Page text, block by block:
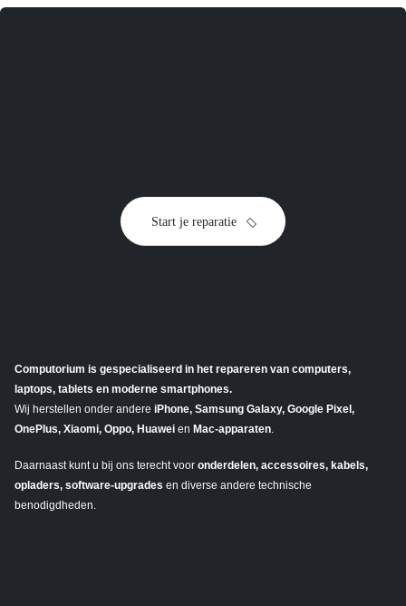
Start je reparatie
Computorium is gespecialiseerd in het repareren van computers,
laptops, tablets en moderne smartphones.
Wij herstellen onder andere iPhone, Samsung Galaxy, Google Pixel,
OnePlus, Xiaomi, Oppo, Huawei en Mac-apparaten
Daarnaast kunt u bij ons terecht voor onderdelen, accessoires, kabels,
opladers, software-upgrades en diverse andere technische
benodigdheden.